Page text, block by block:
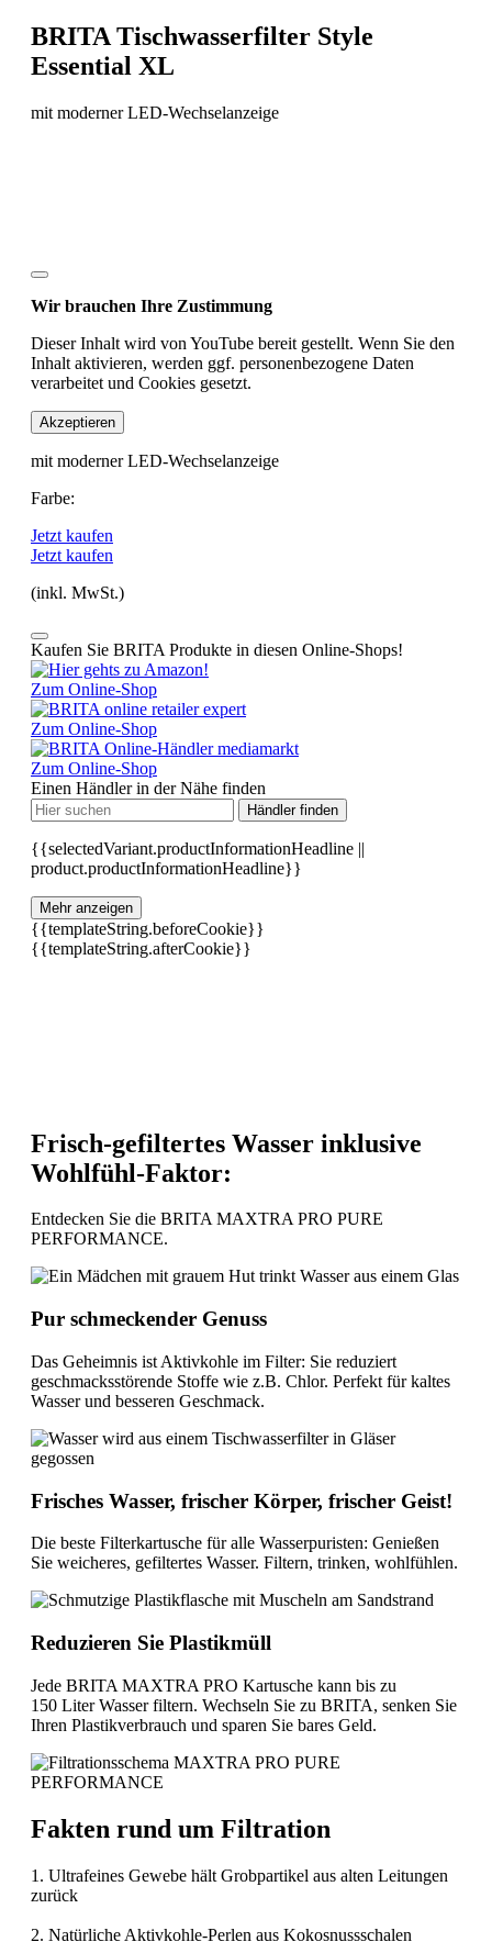
BRITA Tischwasserfilter Style
Essential XL
mit moderner LED-Wechselanzeige
Wir brauchen Ihre Zustimmung
Dieser Inhalt wird von YouTube bereit gestellt. Wenn Sie den
Inhalt aktivieren, werden ggf. personenbezogene Daten
verarbeitet und Cookies gesetzt.
Akzeptieren
mit moderner LED-Wechselanzeige
Farbe:
Jetzt kaufen
Jetzt kaufen
(inkl. MwSt.)
Kaufen Sie BRITA Produkte in diesen Online-Shops!
Zum Online-Shop
Zum Online-Shop
Zum Online-Shop
Einen Händler in der Nähe finden
Händler finden
{{selectedVariant.productInformationHeadline ||
product.productInformationHeadline}}
Mehr anzeigen
{{templateString.beforeCookie}}
{{templateString.afterCookie}}
Frisch-gefiltertes Wasser inklusive
Wohlfühl-Faktor:
Entdecken Sie die BRITA MAXTRA PRO PURE
PERFORMANCE.
Pur schmeckender Genuss
Das Geheimnis ist Aktivkohle im Filter: Sie reduziert
geschmacksstörende Stoffe wie z.B. Chlor. Perfekt für kaltes
Wasser und besseren Geschmack.
Frisches Wasser, frischer Körper, frischer Geist!
Die beste Filterkartusche für alle Wasserpuristen: Genießen
Sie weicheres, gefiltertes Wasser. Filtern, trinken, wohlfühlen.
Reduzieren Sie Plastikmüll
Jede BRITA MAXTRA PRO Kartusche kann bis zu
150 Liter Wasser filtern. Wechseln Sie zu BRITA, senken Sie
Ihren Plastikverbrauch und sparen Sie bares Geld.
Fakten rund um Filtration
1. Ultrafeines Gewebe hält Grobpartikel aus alten Leitungen
zurück
2. Natürliche Aktivkohle-Perlen aus Kokosnussschalen